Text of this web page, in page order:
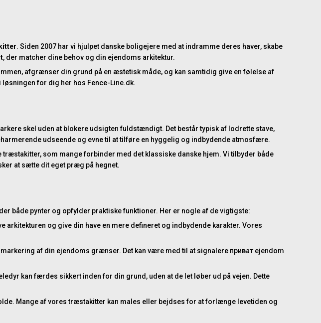
. Siden 2007 har vi hjulpet danske boligejere med at indramme deres haver, skabe
, der matcher dine behov og din ejendoms arkitektur.
afgrænser din grund på en æstetisk måde, og kan samtidig give en følelse af
for dig her hos Fence-Line.dk.
skel uden at blokere udsigten fuldstændigt. Det består typisk af lodrette stave,
udseende og evne til at tilføre en hyggelig og indbydende atmosfære.
som mange forbinder med det klassiske danske hjem. Vi tilbyder både
at sætte dit eget præg på hegnet.
både pynter og opfylder praktiske funktioner. Her er nogle af de vigtigste:
og give din have en mere defineret og indbydende karakter. Vores
af din ejendoms grænser. Det kan være med til at signalere приват ejendom
kan færdes sikkert inden for din grund, uden at de let løber ud på vejen. Dette
Mange af vores træstakitter kan males eller bejdses for at forlænge levetiden og